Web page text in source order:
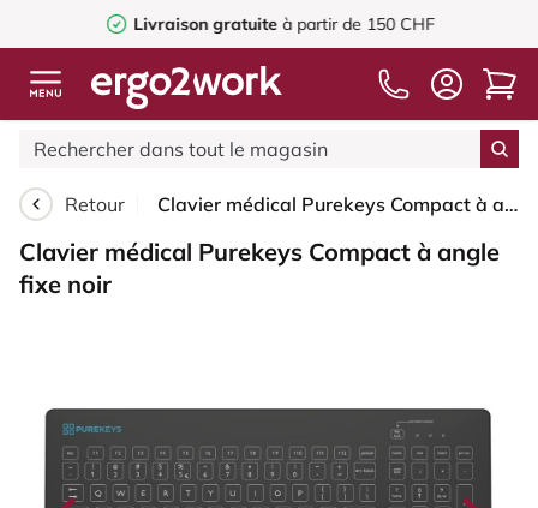
Livraison gratuiteà partir de 150 CHF
Retour Clavier médical Purekeys Compact à angle fixe noir
Clavier médical Purekeys Compact à angle
fixe noir